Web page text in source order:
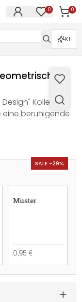
0 0
KI
Kollektion
beruhigende
SALE -29%
Muster
0,95 €